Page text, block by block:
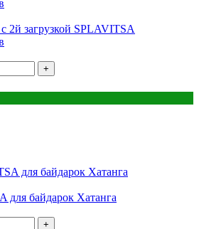
2й загрузкой SPLAVITSA
+
для байдарок Хатанга
+